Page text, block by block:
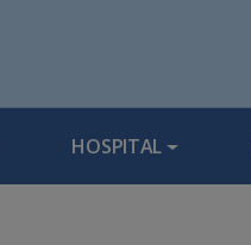
HOSPITAL